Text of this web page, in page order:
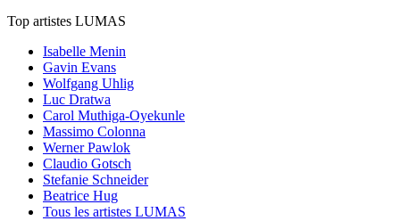
Top artistes LUMAS
Isabelle Menin
Gavin Evans
Wolfgang Uhlig
Luc Dratwa
Carol Muthiga-Oyekunle
Massimo Colonna
Werner Pawlok
Claudio Gotsch
Stefanie Schneider
Beatrice Hug
Tous les artistes LUMAS